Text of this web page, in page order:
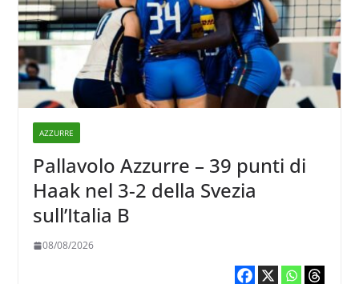
AZZURRE
Pallavolo Azzurre – 39 punti di
Haak nel 3-2 della Svezia
sull’Italia B
08/08/2026